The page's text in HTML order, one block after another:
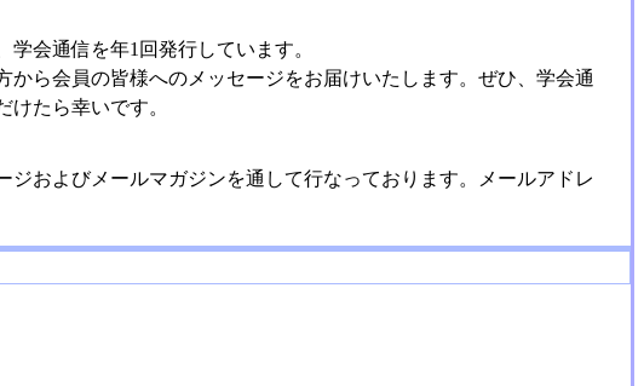
会通信を年1回発行しています。
ら会員の皆様へのメッセージをお届けいたします。ぜひ、学会通
たら幸いです。
およびメールマガジンを通して行なっております。メールアドレ